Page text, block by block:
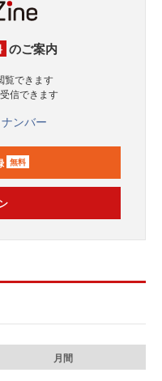
のご案内
覧できます
信できます
ンバー
無料
月間